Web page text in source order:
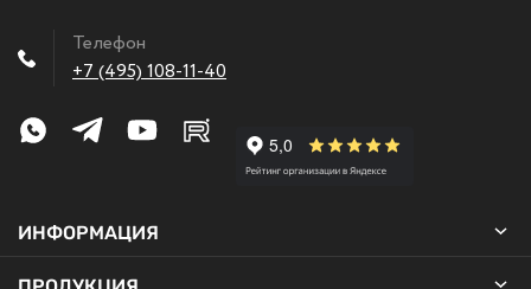
Телефон
+7 (495) 108-11-40
ИНФОРМАЦИЯ